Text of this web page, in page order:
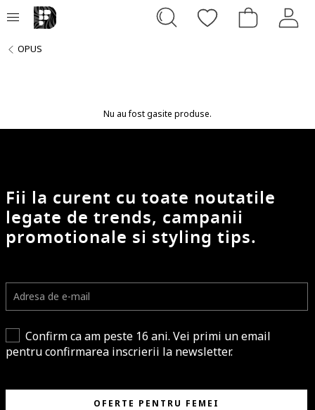
OPUS
Nu au fost gasite produse.
Fii la curent cu toate noutatile
legate de trends, campanii
promotionale si styling tips.
Confirm ca am peste 16 ani. Vei primi un email
pentru confirmarea inscrierii la newsletter.
OFERTE PENTRU FEMEI